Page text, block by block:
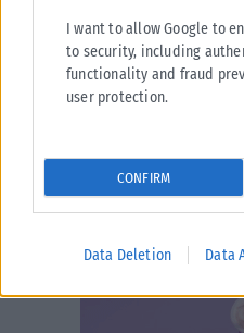
I want to allow Google to
to security, including
functionality and fraud
user protection.
CONFIRM
Data Deletion Data